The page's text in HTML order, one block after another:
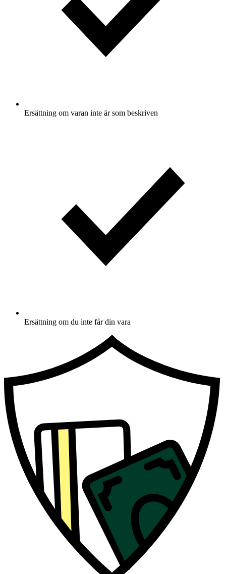
Ersättning om varan inte är som beskriven
Ersättning om du inte får din vara